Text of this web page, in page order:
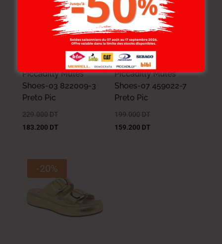
Piccadilly Mules
Shoes-03 822009-3
Preto Pic
229.000 DT
183.200 DT
Piccadilly Mules
Shoes-07 459022-7
Preto Pic
199.000 DT
159.200 DT
-20%